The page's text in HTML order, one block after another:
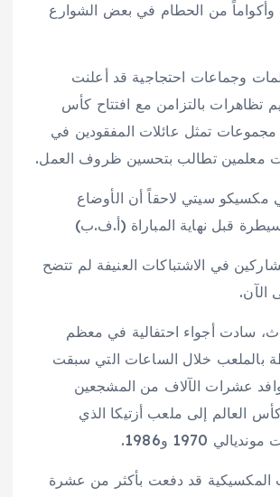
وأكواماً من الحطام في بعض الشوارع
وجماعات احتجاجية قد أعلنت
تظاهرات بالتزامن مع افتتاح كأس
مجموعات تمثل عائلات المفقودين في
معلمين تطالب بتحسين ظروف العمل.
مكسيكو سيتي لاحقاً أن الأوضاع
قبل نهاية المباراة (أ.ف.ب)
في الاشتباكات العنيفة لم تتضح
الآن.
سادت أجواء احتفالية في معظم
بالملعب خلال الساعات التي سبقت
عشرات الآلاف من المشجعين
العالم إلى ملعب أزتيكا الذي
1970 و1986.
المكسيكية قد دفعت بأكثر من عشرة